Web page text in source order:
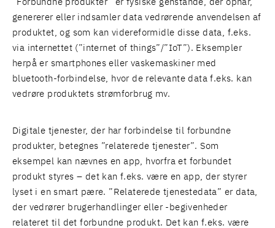
”Forbundne produkter” er fysiske genstande, der opnår,
genererer eller indsamler data vedrørende anvendelsen af
produktet, og som kan videreformidle disse data, f.eks.
via internettet (”internet of things”/”IoT”). Eksempler
herpå er smartphones eller vaskemaskiner med
bluetooth-forbindelse, hvor de relevante data f.eks. kan
vedrøre produktets strømforbrug mv.
Digitale tjenester, der har forbindelse til forbundne
produkter, betegnes ”relaterede tjenester”. Som
eksempel kan nævnes en app, hvorfra et forbundet
produkt styres – det kan f.eks. være en app, der styrer
lyset i en smart pære. ”Relaterede tjenestedata” er data,
der vedrører brugerhandlinger eller -begivenheder
relateret til det forbundne produkt. Det kan f.eks. være